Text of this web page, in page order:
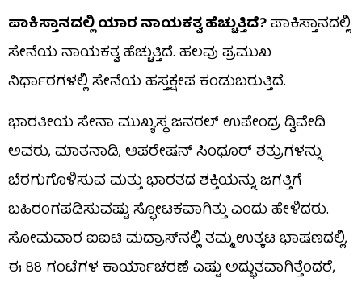
ಪಾಕಿಸ್ತಾನದಲ್ಲಿ ಯಾರ ನಾಯಕತ್ವ ಹೆಚ್ಚುತ್ತಿದೆ?ಪಾಕಿಸ್ತಾನದಲ್ಲಿ
ಸೇನೆಯ ನಾಯಕತ್ವ ಹೆಚ್ಚುತ್ತಿದೆ. ಹಲವು ಪ್ರಮುಖ
ನಿರ್ಧಾರಗಳಲ್ಲಿ ಸೇನೆಯ ಹಸ್ತಕ್ಷೇಪ ಕಂಡುಬರುತ್ತಿದೆ.
ಭಾರತೀಯ ಸೇನಾ ಮುಖ್ಯಸ್ಥ ಜನರಲ್ ಉಪೇಂದ್ರ ದ್ವಿವೇದಿ
ಅವರು, ಮಾತನಾಡಿ, ಆಪರೇಷನ್ ಸಿಂಧೂರ್ ಶತ್ರುಗಳನ್ನು
ಬೆರಗುಗೊಳಿಸುವ ಮತ್ತು ಭಾರತದ ಶಕ್ತಿಯನ್ನು ಜಗತ್ತಿಗೆ
ಬಹಿರಂಗಪಡಿಸುವಷ್ಟು ಸ್ಫೋಟಕವಾಗಿತ್ತು ಎಂದು ಹೇಳಿದರು.
ಸೋಮವಾರ ಐಐಟಿ ಮದ್ರಾಸ್‌ನಲ್ಲಿ ತಮ್ಮ ಉತ್ಕಟ ಭಾಷಣದಲ್ಲಿ,
ಈ 88 ಗಂಟೆಗಳ ಕಾರ್ಯಾಚರಣೆ ಎಷ್ಟು ಅದ್ಭುತವಾಗಿತ್ತೆಂದರೆ,